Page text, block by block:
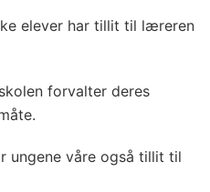
elever har tillit til læreren
forvalter deres
ungene våre også tillit til